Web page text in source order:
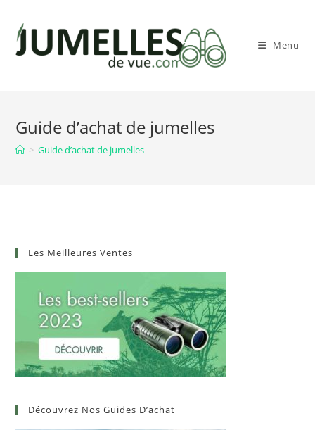
content
Menu
Guide d’achat de jumelles
> Guide d’achat de jumelles
Les Meilleures Ventes
Découvrez Nos Guides D’achat